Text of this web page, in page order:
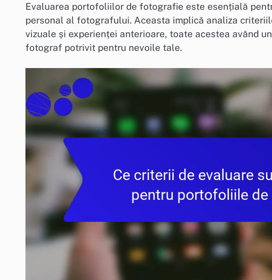
Evaluarea portofoliilor de fotografie este esențială
personal al fotografului. Aceasta implică analiza
vizuale și experienței anterioare, toate acestea având
fotograf potrivit pentru nevoile tale.